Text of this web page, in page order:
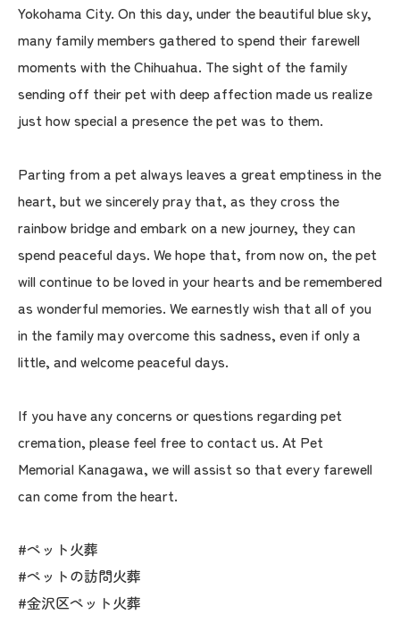
Yokohama City. On this day, under the beautiful blue sky,
many family members gathered to spend their farewell
moments with the Chihuahua. The sight of the family
sending off their pet with deep affection made us realize
just how special a presence the pet was to them.
Parting from a pet always leaves a great emptiness in the
heart, but we sincerely pray that, as they cross the
rainbow bridge and embark on a new journey, they can
spend peaceful days. We hope that, from now on, the pet
will continue to be loved in your hearts and be remembered
as wonderful memories. We earnestly wish that all of you
in the family may overcome this sadness, even if only a
little, and welcome peaceful days.
If you have any concerns or questions regarding pet
cremation, please feel free to contact us. At Pet
Memorial Kanagawa, we will assist so that every farewell
can come from the heart.
#ペット火葬
#ペットの訪問火葬
#金沢区ペット火葬